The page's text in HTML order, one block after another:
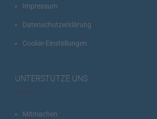
Impressum
Datenschutzerklärung
Cookie-Einstellungen
UNTERSTÜTZE UNS
Mitmachen